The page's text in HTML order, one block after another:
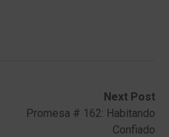
Next Post
Promesa # 162: Habitando
Confiado